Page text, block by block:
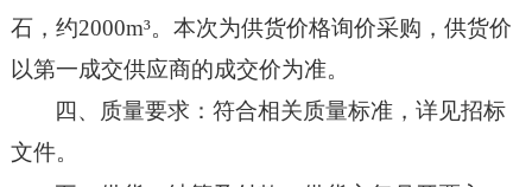
石，约2000m³。本次为供货价格询价采购，供货价
以第一成交供应商的成交价为准。
四、质量要求：符合相关质量标准，详见招标
文件。